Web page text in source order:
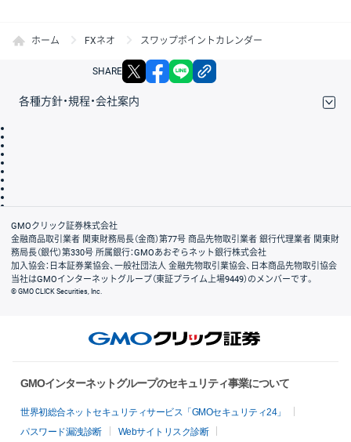
ホーム FXネオ スワップポイントカレンダー
SHARE X facebook
各種方針・規程・会社案内
会社案内
GMOクリック証券株式会社
金融商品取引業者 関東財務局長（金商）第77号 商品先物取引業者 銀行代理業者 関東財
務局長（銀代）第330号 所属銀行：GMOあおぞらネット銀行株式会社
加入協会：日本証券業協会、一般社団法人 金融先物取引業協会、日本商品先物取引協会
当社はGMOインターネットグループ（東証プライム上場9449）のメンバーです。
© GMO CLICK Securities, Inc.
GMOインターネットグループのセキュリティ事業について
世界初総合ネットセキュリティサービス「GMOセキュリティ24」
パスワード漏洩診断
Webサイトリスク診断